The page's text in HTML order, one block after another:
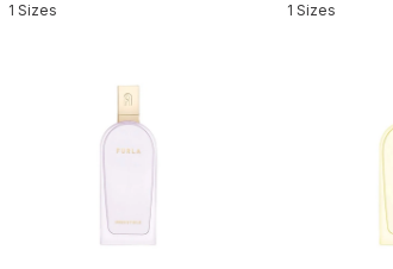
1 Sizes
1 Sizes